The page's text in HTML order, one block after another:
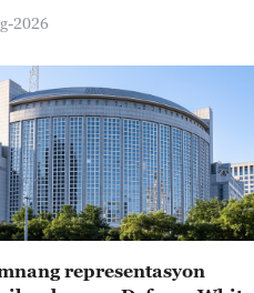
2026
representasyon